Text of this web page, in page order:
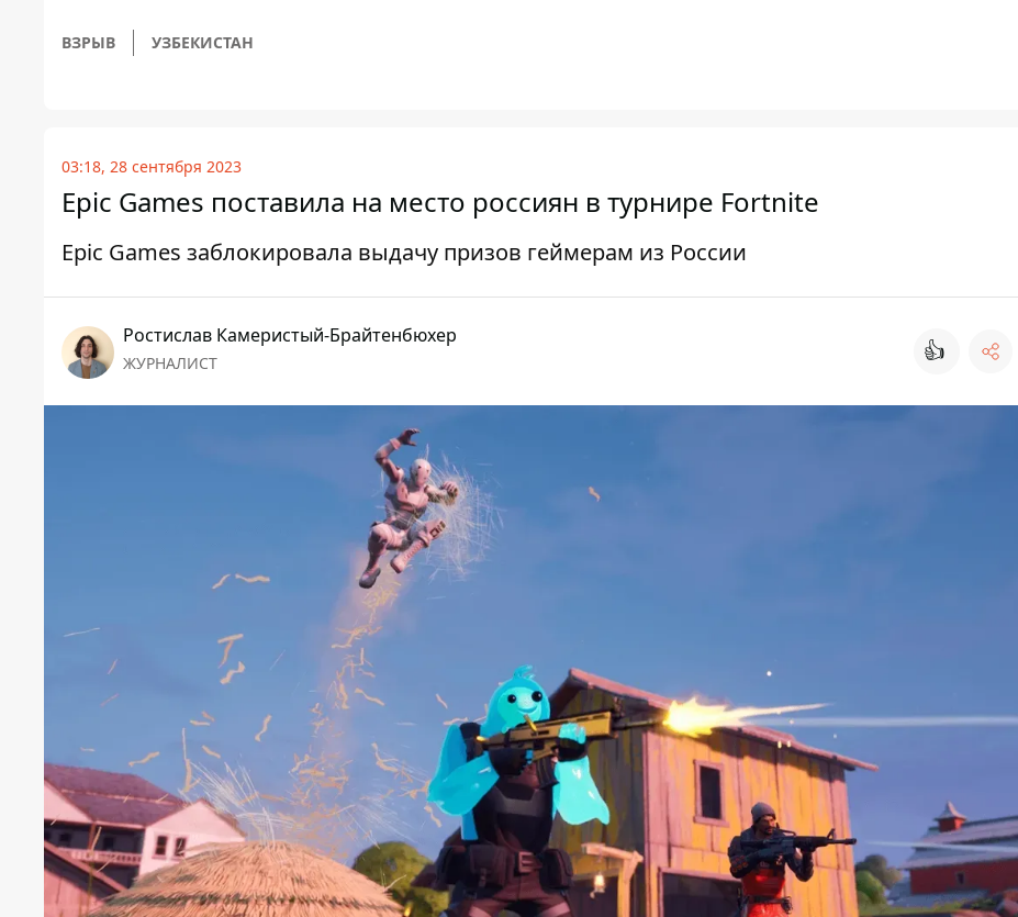
ВЗРЫВ УЗБЕКИСТАН
03:18, 28 сентября 2023
Epic Games поставила на место россиян в турнире Fortnite
Epic Games заблокировала выдачу призов геймерам из России
Ростислав Камеристый-Брайтенбюхер
ЖУРНАЛИСТ 👍